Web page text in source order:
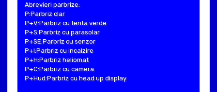
Abrevieri parbrize:
P:Parbriz clar
P+V:Parbriz cu tenta verde
P+S:Parbriz cu parasolar
P+SE:Parbriz cu senzor
P+I:Parbriz cu incalzire
P+H:Parbriz heliomat
P+C:Parbriz cu camera
P+Hud:Parbriz cu head up display